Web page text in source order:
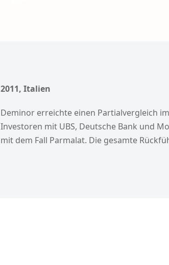
2011, Italien
Deminor erreichte einen Partialvergleich
Investoren mit UBS, Deutsche Bank und
mit dem Fall Parmalat. Die gesamte